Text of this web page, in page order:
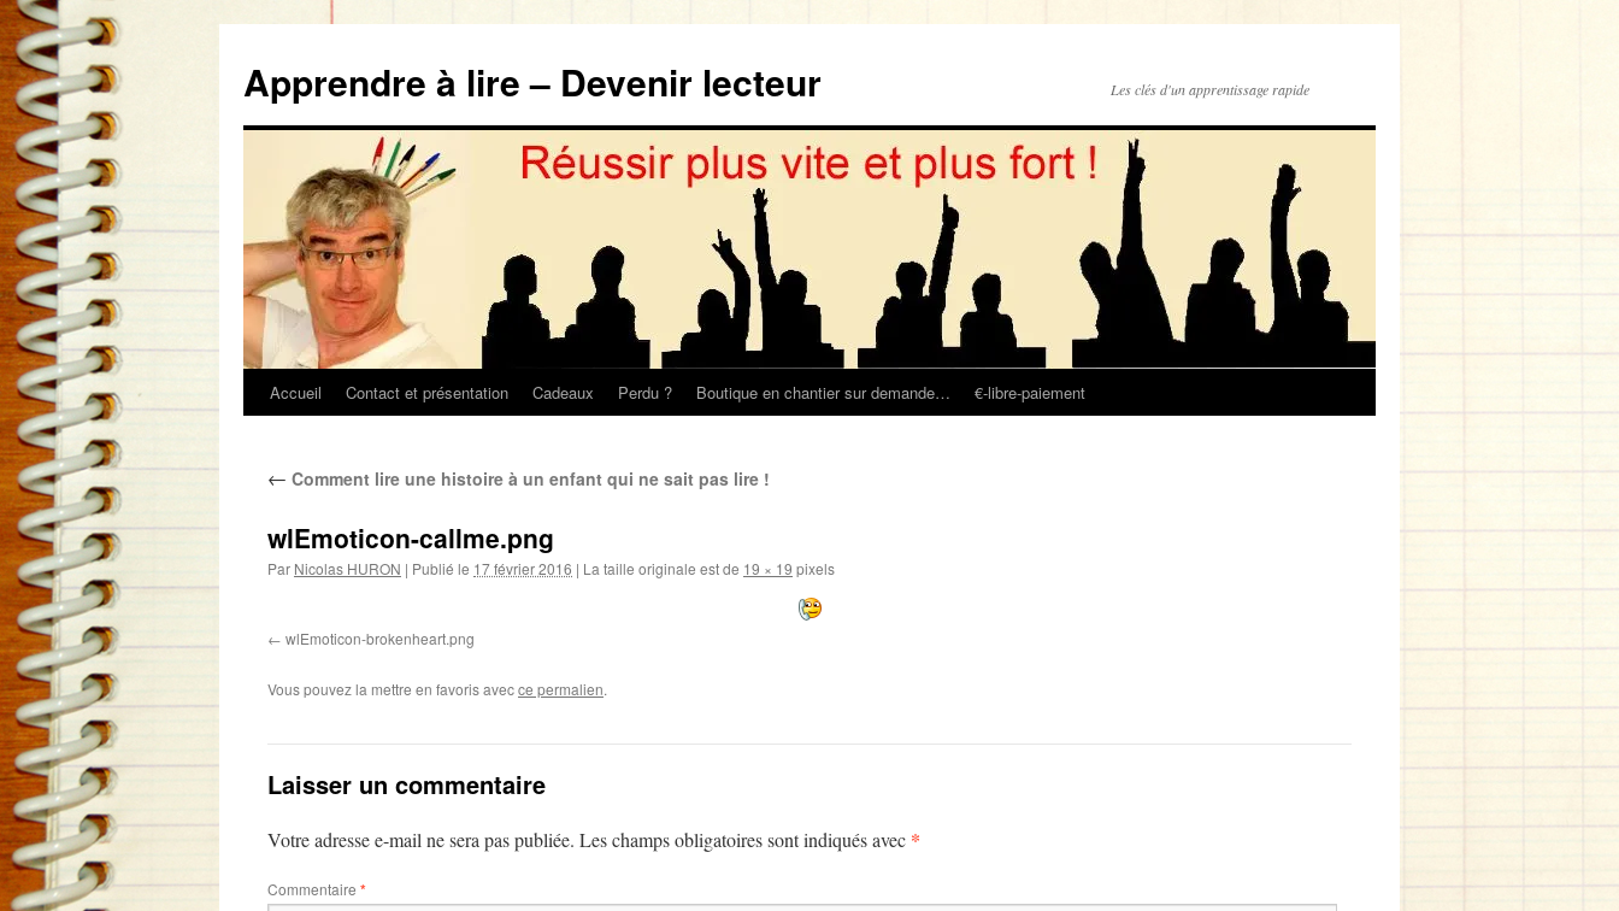
contenu
Apprendre à lire – Devenir lecteur Les clés d'un apprentissage rapide
Accueil Contact et présentation Cadeaux Perdu ? Boutique en chantier sur demande… €-libre-paiement
← Comment lire une histoire à un enfant qui ne sait pas lire !
wlEmoticon-callme.png
Par Nicolas HURON | Publié le 17 février 2016 | La taille originale est de 19 × 19 pixels
wlEmoticon-brokenheart.png
Vous pouvez la mettre en favoris avecce permalien.
Laisser un commentaire
Votre adresse e-mail ne sera pas publiée. Les champs obligatoires sont indiqués avec *
Commentaire *